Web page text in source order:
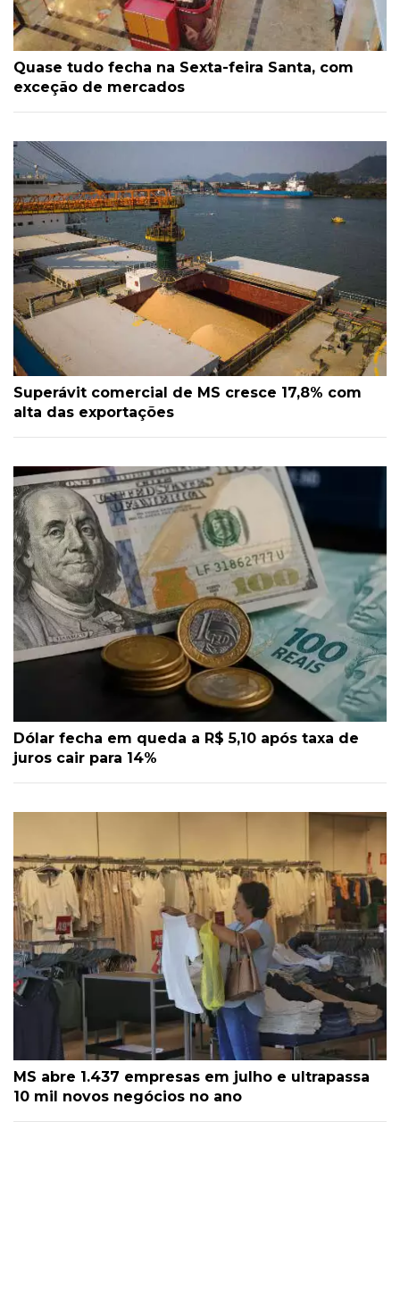
Quase tudo fecha na Sexta-feira Santa, com
exceção de mercados
Superávit comercial de MS cresce 17,8% com
alta das exportações
Dólar fecha em queda a R$ 5,10 após taxa de
juros cair para 14%
MS abre 1.437 empresas em julho e ultrapassa
10 mil novos negócios no ano